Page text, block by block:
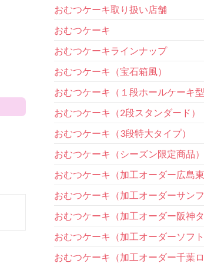
おむつケーキ取り扱い店舗
おむつケーキ
おむつケーキラインナップ
おむつケーキ（宝石箱風）
おむつケーキ（１段ホールケーキ型
おむつケーキ（2段スタンダード）
おむつケーキ（3段特大タイプ）
おむつケーキ（シーズン限定商品）
おむつケーキ（加工オーダー広島東
おむつケーキ（加工オーダーサン
おむつケーキ（加工オーダー阪神タ
おむつケーキ（加工オーダーソフ
おむつケーキ（加工オーダー千葉